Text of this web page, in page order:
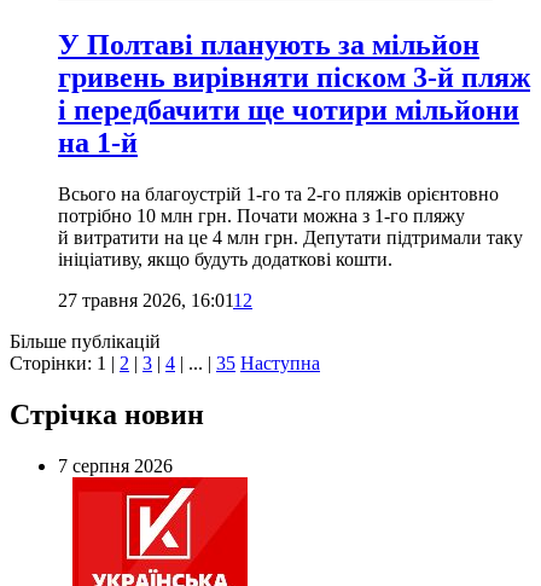
У Полтаві планують за мільйон
гривень вирівняти піском 3-й пляж
і передбачити ще чотири мільйони
на 1-й
Всього на благоустрій 1-го та 2-го пляжів орієнтовно
потрібно 10 млн грн. Почати можна з 1-го пляжу
й витратити на це 4 млн грн. Депутати підтримали таку
ініціативу, якщо будуть додаткові кошти.
27 травня 2026, 16:0112
Більше публікацій
Сторінки: 1 | 2 | 3 | 4 | ... | 35 Наступна
Стрічка новин
7 серпня 2026